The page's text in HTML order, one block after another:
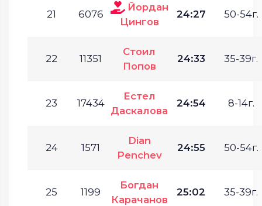
21 6076
Йордан
Цингов
24:27 50-54г.
22 11351
Стоил
Попов
24:33 35-39г.
23 17434
Естел
Даскалова
24:54 8-14г.
24 1571
Dian
Penchev
24:55 50-54г.
25 1199
Богдан
Карачанов
25:02 35-39г.